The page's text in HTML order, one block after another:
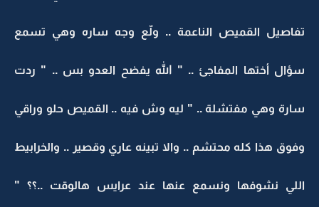
تفاصيل القميص الناعمة .. ولّع وجه ساره وهي تسمع
سؤال أختها المفاجئ .. " الله يفضح العدو بس .. " ردت
سارة وهي مفتشلة .. " ليه وش فيه .. القميص حلو وراقي
وفوق هذا كله محتشم .. والا تبينه عاري وقصير .. والخرابيط
اللي نشوفها ونسمع عنها عند عرايس هالوقت ..؟؟ "